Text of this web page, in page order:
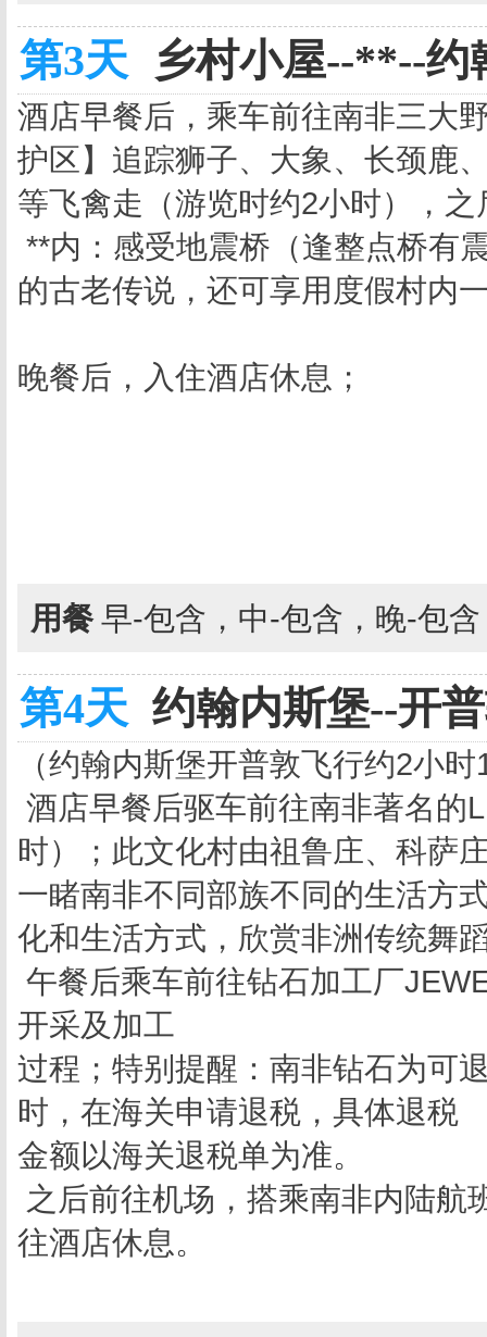
第3天 乡村小屋--**--约
酒店早餐后，乘车前往南非三大
护区】追踪狮子、大象、长颈鹿
等飞禽走（游览时约2小时），
**内：感受地震桥（逢整点桥有
的古老传说，还可享用度假村内
晚餐后，入住酒店休息；
用餐 早-包含，中-包含，晚-包
第4天 约翰内斯堡--开
（约翰内斯堡开普敦飞行约2小
酒店早餐后驱车前往南非著名的
时）；此文化村由祖鲁庄、科萨
一睹南非不同部族不同的生活方
化和生活方式，欣赏非洲传统舞
午餐后乘车前往钻石加工厂
开采及加工
过程；特别提醒：南非钻石为可
时，在海关申请退税，具体退税
金额以海关退税单为准。
之后前往机场，搭乘南非内陆航
往酒店休息。